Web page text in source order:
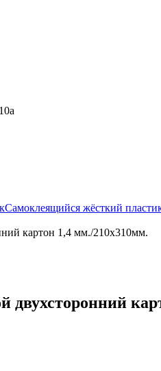
Самоклеящийся жёсткий
картон 1,4 мм./210х310мм.
двухсторонний